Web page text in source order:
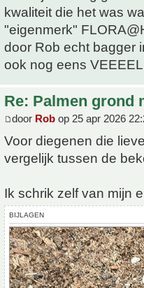
kwaliteit die het was
"eigenmerk"
door Rob echt bagger
ook nog eens
Re: Palmen grond
door Rob op 25 apr 2026
Voor diegenen die
vergelijk tussen de
Ik schrik zelf van mijn
BIJLAGEN